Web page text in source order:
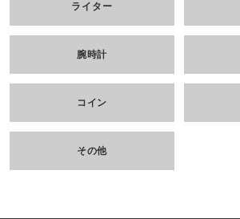
ライター
腕時計
コイン
その他